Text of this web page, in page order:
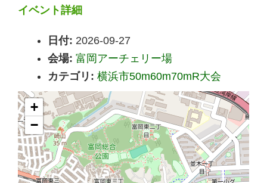
イベント詳細
日付: 2026-09-27
会場: 富岡アーチェリー場
カテゴリ: 横浜市50m60m70mR大会
+
−